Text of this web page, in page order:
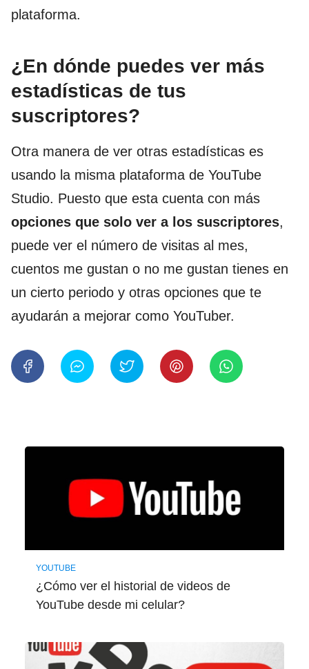
plataforma.
¿En dónde puedes ver más
estadísticas de tus
suscriptores?
Otra manera de ver otras estadísticas es
usando la misma plataforma de YouTube
Studio. Puesto que esta cuenta con más
opciones que solo ver a los suscriptores,
puede ver el número de visitas al mes,
cuentos me gustan o no me gustan tienes en
un cierto periodo y otras opciones que te
ayudarán a mejorar como YouTuber.
YOUTUBE
¿Cómo ver el historial de videos de
YouTube desde mi celular?